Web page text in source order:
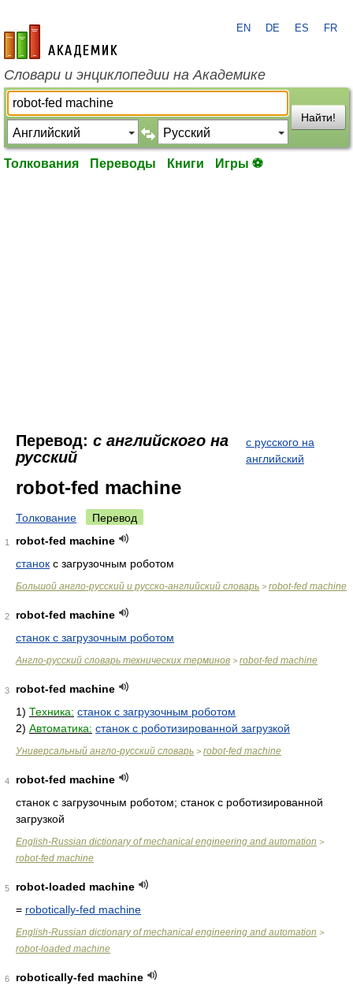
academic.ru
EN DE ES FR
Словари и энциклопедии на Академике
Найти!
Толкования Переводы Книги Игры ⚽
Перевод: с английского на
русский
с русского на
английский
robot-fed machine
Толкование Перевод
1
robot-fed machine
станок с загрузочным роботом
Большой англо-русский и русско-английский словарь > robot-fed machine
2
robot-fed machine
станок с загрузочным роботом
Англо-русский словарь технических терминов > robot-fed machine
3
robot-fed machine
1) Техника: станок с загрузочным роботом
2) Автоматика: станок с роботизированной загрузкой
Универсальный англо-русский словарь > robot-fed machine
4
robot-fed machine
станок с загрузочным роботом; станок с роботизированной
загрузкой
English-Russian dictionary of mechanical engineering and automation >
robot-fed machine
5
robot-loaded machine
= robotically-fed machine
English-Russian dictionary of mechanical engineering and automation >
robot-loaded machine
6
robotically-fed machine